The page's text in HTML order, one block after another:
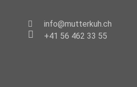
info@mutterkuh.ch
+41 56 462 33 55